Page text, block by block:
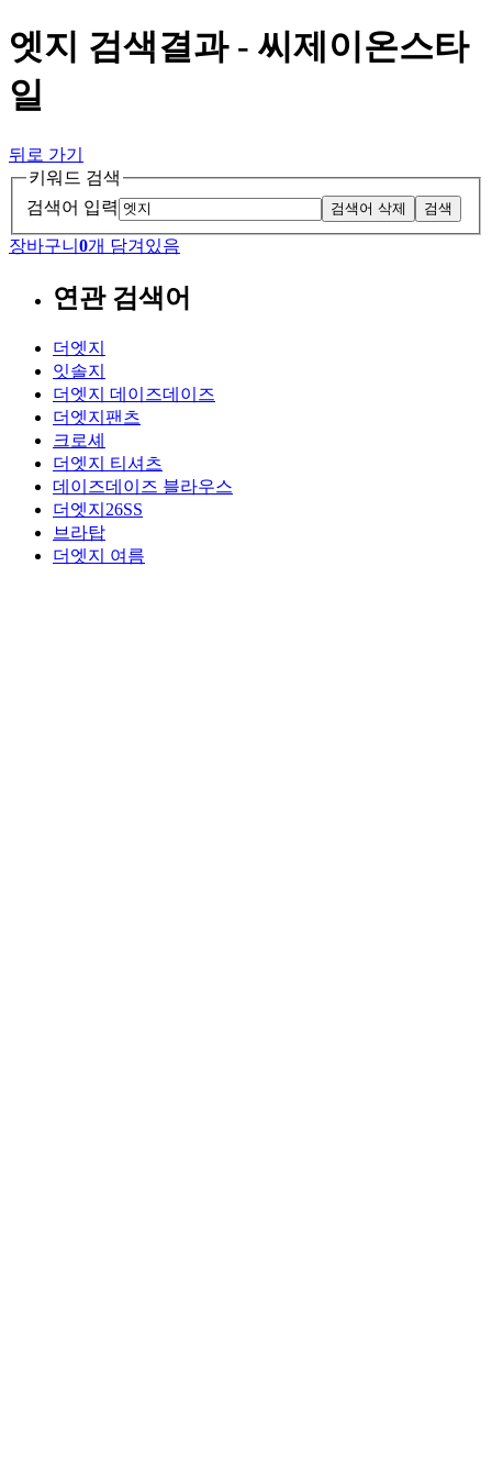
엣지 검색결과 - 씨제이온스타
일
뒤로 가기
키워드 검색
검색어 입력
검색어 삭제 검색
장바구니 0개 담겨있음
연관 검색어
더엣지
잇솔지
더엣지 데이즈데이즈
더엣지팬츠
크로셰
더엣지 티셔츠
데이즈데이즈 블라우스
더엣지26SS
브라탑
더엣지 여름